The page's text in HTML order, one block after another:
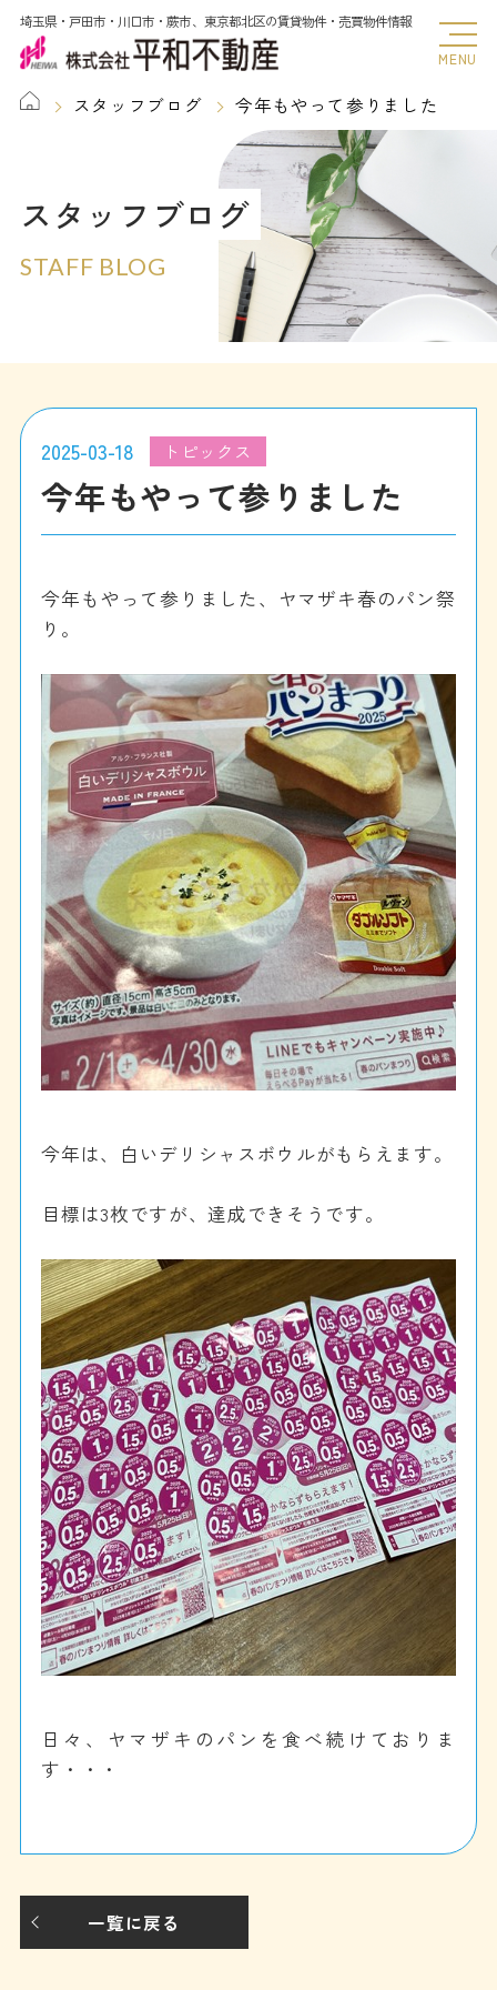
埼玉県・戸田市・川口市・蕨市、東京都北区の賃貸物件・売買物件情報
MENU
スタッフブログ 今年もやって参りました
スタッフブログ
STAFF BLOG
2025-03-18 トピックス
今年もやって参りました
今年もやって参りました、ヤマザキ春のパン祭
り。
今年は、白いデリシャスボウルがもらえます。
目標は3枚ですが、達成できそうです。
日々、ヤマザキのパンを食べ続けておりま
す・・・
一覧に戻る